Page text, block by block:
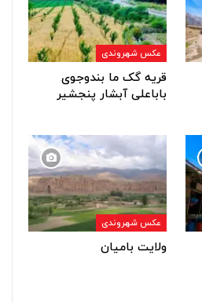
عکس شهروندی
قریه گک ما بندوجوی
باباعلی آبشار پنجشیر
عکس شهروندی
ولایت بامیان